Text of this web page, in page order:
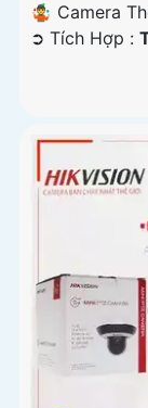
🤹 Camera
️➲ Tích Hợp :